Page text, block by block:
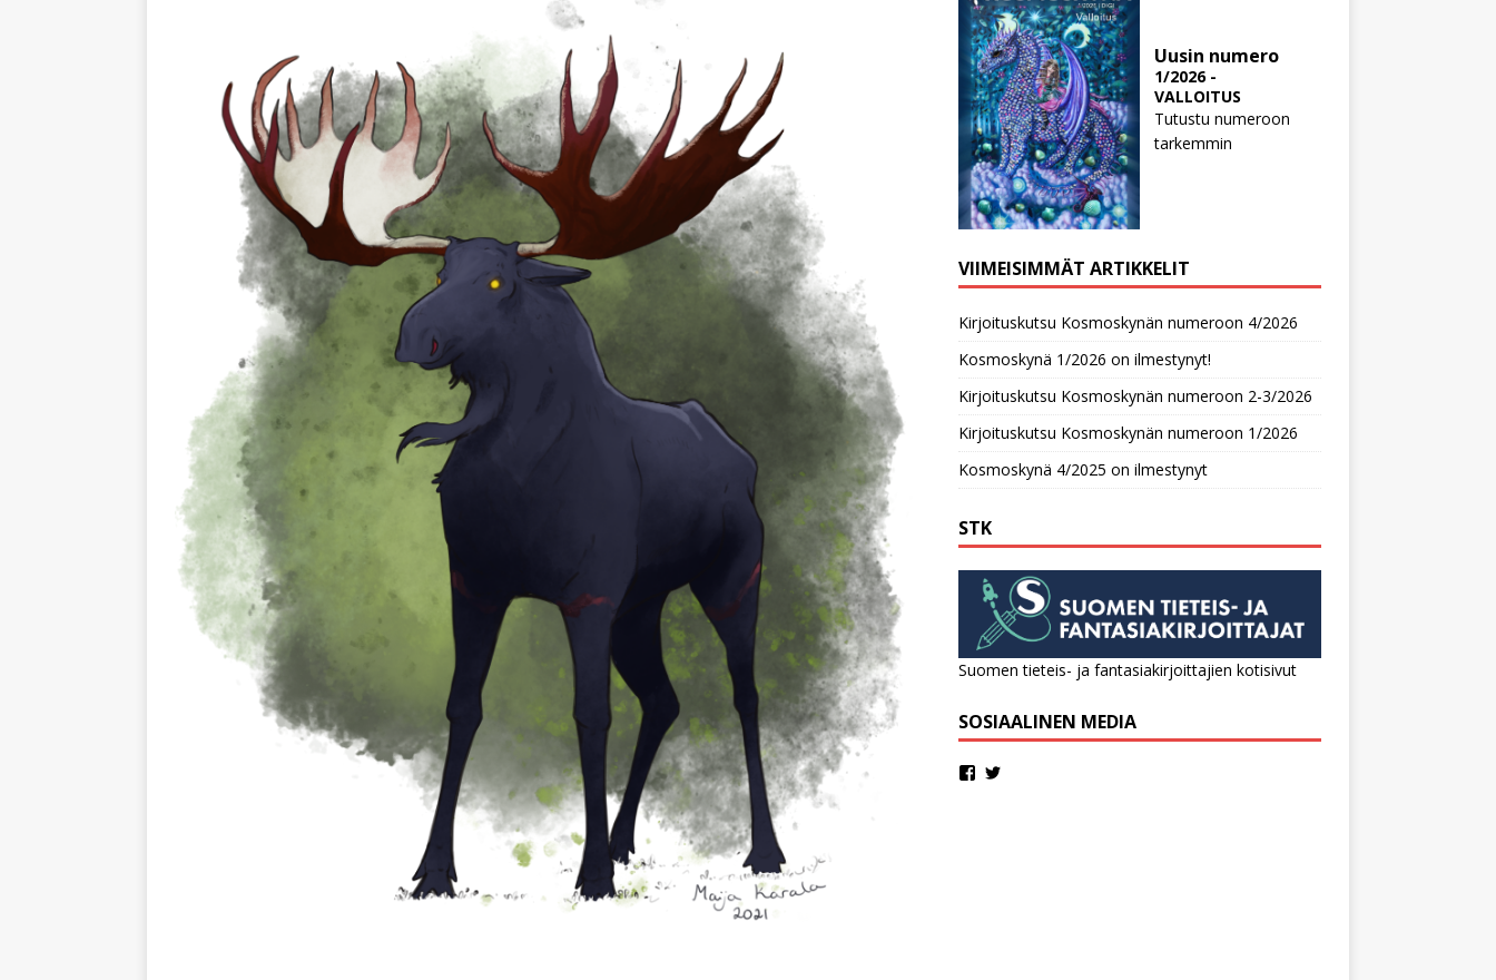
Uusin numero
1/2026 -
VALLOITUS
Tutustu numeroon
tarkemmin
VIIMEISIMMÄT ARTIKKELIT
Kirjoituskutsu Kosmoskynän numeroon 4/2026
Kosmoskynä 1/2026 on ilmestynyt!
Kirjoituskutsu Kosmoskynän numeroon 2-3/2026
Kirjoituskutsu Kosmoskynän numeroon 1/2026
Kosmoskynä 4/2025 on ilmestynyt
STK
Suomen tieteis- ja fantasiakirjoittajien kotisivut
SOSIAALINEN MEDIA